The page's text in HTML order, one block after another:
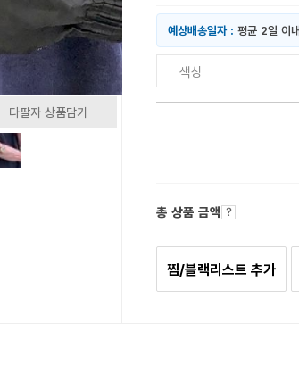
다팔자 상품담기
예상배송일자 : 평균 2일 이
색상
총 상품 금액
찜/블랙리스트 추가